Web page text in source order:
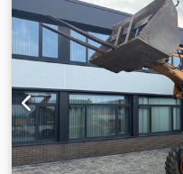
+++Težina: 24.000 kg Km/
26,5xR25 90%+++
vibracija+++
+++Kašika 3,6 m³+++
Menjač: Automatski -
- Kamera za vožnju
Ventilacija sa mlaznicama
Sunčana vizir - Vozačeva
elektronika: - Radio -